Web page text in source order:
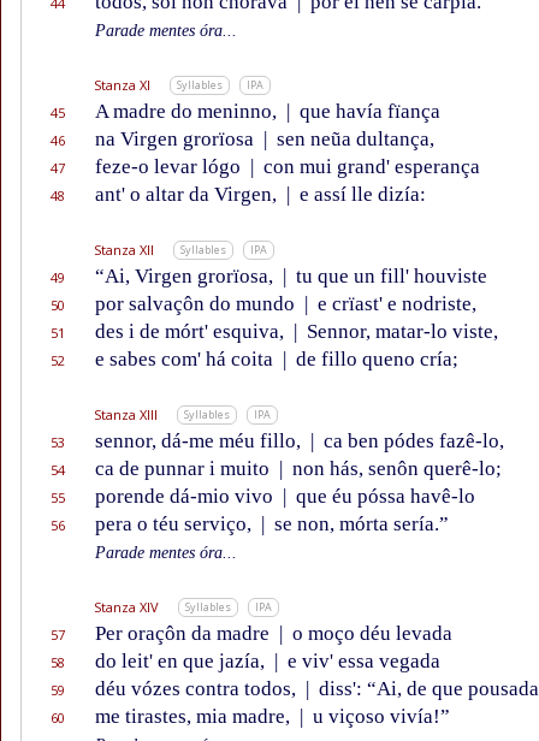
Parade mentes óra...
Stanza XI Syllables IPA
45 A madre do meninno, | que havía fïança
46 na Virgen grorïosa | sen neũa dultança,
47 feze-o levar lógo | con mui grand' esperança
48 ant' o altar da Virgen, | e assí lle dizía:
Stanza XII Syllables IPA
49 “Ai, Virgen grorïosa, | tu que un fill' houviste
50 por salvaçôn do mundo | e crïast' e nodriste,
51 des i de mórt' esquiva, | Sennor, matar-lo viste,
52 e sabes com' há coita | de fillo queno cría;
Stanza XIII Syllables IPA
53 sennor, dá-me méu fillo, | ca ben pódes fazê-lo,
54 ca de punnar i muito | non hás, senôn querê-lo;
55 porende dá-mio vivo | que éu póssa havê-lo
56 pera o téu serviço, | se non, mórta sería.”
Parade mentes óra...
Stanza XIV Syllables IPA
57 Per oraçôn da madre | o moço déu levada
58 do leit' en que jazía, | e viv' essa vegada
59 déu vózes contra todos, | diss': “Ai, de que pousada
60 me tirastes, mia madre, | u viçoso vivía!”